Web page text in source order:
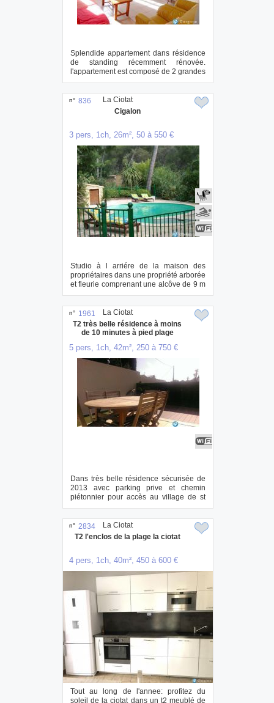
Splendide appartement dans résidence
de standing récemment rénovée.
l'appartement est composé de 2 grandes
chambres cha...
n° 836
Cigalon
3 pers, 1ch, 26m², 50 à 550 €
Studio à l arriére de la maison des
propriétaires dans une propriété arborée
et fleurie comprenant une alcôve de 9 m
2 ...
La Ciotat
n° 1961
T2 très belle résidence à moins
de 10 minutes à pied plage
5 pers, 1ch, 42m², 250 à 750 €
Dans très belle résidence sécurisée de
2013 avec parking prive et chemin
piétonnier pour accès au village de st
jean ( t...
La Ciotat
n° 2834
T2 l'enclos de la plage la ciotat
4 pers, 1ch, 40m², 450 à 600 €
Tout au long de l'annee: profitez du
soleil de la ciotat dans un t2 meublé de
La Ciotat